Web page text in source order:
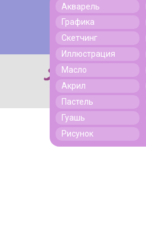
Акварель
Графика
Скетчинг
Иллюстрация
Масло
Акрил
Пастель
Гуашь
Рисунок